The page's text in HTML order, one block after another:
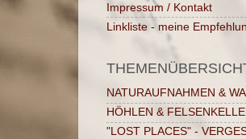
Impressum / Kontakt
Linkliste - meine
NATURAUFNAHMEN &
HÖHLEN &
"LOST PLACES" -